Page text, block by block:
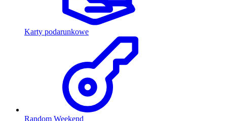
Karty podarunkowe
Random Weekend